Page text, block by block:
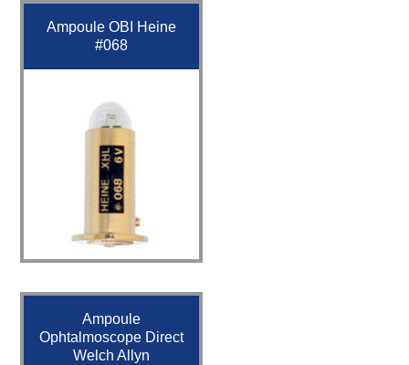
Ampoule OBI Heine
#068
Ampoule
Ophtalmoscope Direct
Welch Allyn